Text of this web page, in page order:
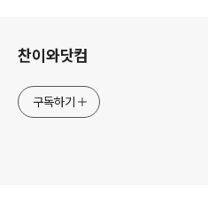
찬이와닷컴
구독하기